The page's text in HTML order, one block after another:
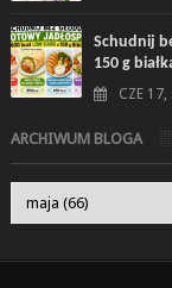
Schudnij
150 g
CZE
ARCHIWUM BLOGA